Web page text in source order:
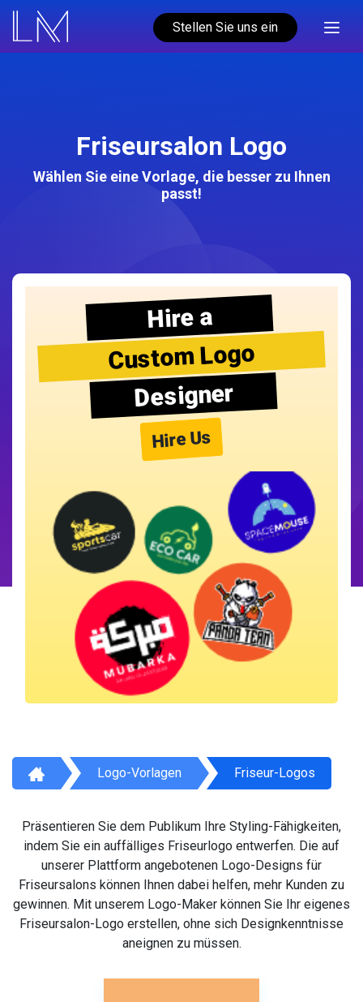
Stellen Sie uns ein
Friseursalon Logo
Wählen Sie eine Vorlage, die besser zu Ihnen
passt!
Hire a
Custom Logo
Designer
Hire Us
Logo-Vorlagen Friseur-Logos
Präsentieren Sie dem Publikum Ihre Styling-Fähigkeiten,
indem Sie ein auffälliges Friseurlogo entwerfen. Die auf
unserer Plattform angebotenen Logo-Designs für
Friseursalons können Ihnen dabei helfen, mehr Kunden zu
gewinnen. Mit unserem Logo-Maker können Sie Ihr eigenes
Friseursalon-Logo erstellen, ohne sich Designkenntnisse
aneignen zu müssen.